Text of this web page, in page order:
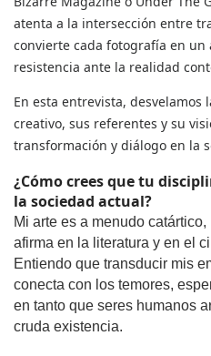
atenta a la intersección entre
convierte cada fotografía en un
resistencia ante la realidad
En esta entrevista, desvelamos
creativo, sus referentes y su
transformación y diálogo en la
¿Cómo crees que tu
la sociedad actual?
Mi arte es a menudo
afirma en la literatura y en el
Entiendo que transducir mis
conecta con los temores,
en tanto que seres humanos
cruda existencia.